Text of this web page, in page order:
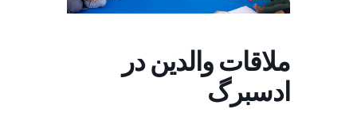
ملاقات والدین در
ادسبرگ